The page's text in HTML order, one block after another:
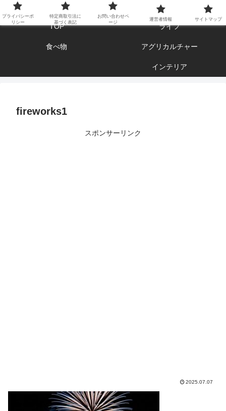
エンジョイ ブログライフ
TOP ライフ
食べ物 アグリカルチャー
インテリア
fireworks1
スポンサーリンク
2025.07.07
プライバシーポ
リシー
特定商取引法に
基づく表記
お問い合わせペ
ージ
運営者情報 サイトマップ